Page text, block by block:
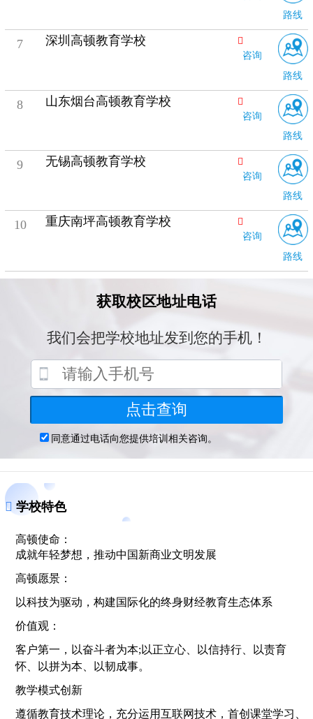
路线
7 深圳高顿教育学校
咨询
路线
8 山东烟台高顿教育学校
咨询
路线
9 无锡高顿教育学校
咨询
路线
10 重庆南坪高顿教育学校
咨询
路线
学校特色
高顿使命：
成就年轻梦想，推动中国新商业文明发展
高顿愿景：
以科技为驱动，构建国际化的终身财经教育生态体系
价值观：
客户第一，以奋斗者为本;以正立心、以信持行、以责育
怀、以拼为本、以韧成事。
教学模式创新
遵循教育技术理论，充分运用互联网技术，首创课堂学习、